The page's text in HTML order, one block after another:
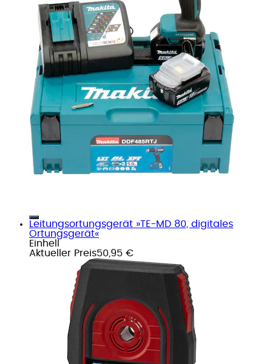
Leitungsortungsgerät »TE-MD 80, digitales
Ortungsgerät«
Einhell
Aktueller Preis50,95 €